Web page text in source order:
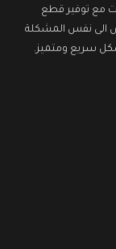
مع توفير قطع
الى نفس المشكلة
سريع ومتميز.